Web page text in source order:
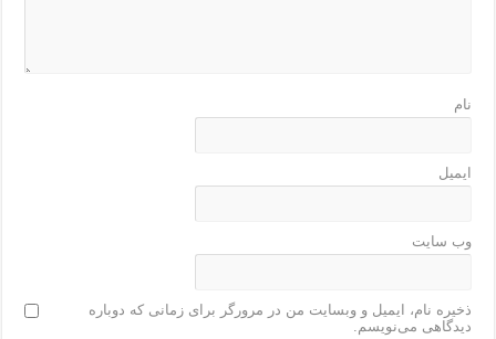
نام
ایمیل
وب‌ سایت
ذخیره نام، ایمیل و وبسایت من در مرورگر برای زمانی که دوباره
دیدگاهی می‌نویسم.